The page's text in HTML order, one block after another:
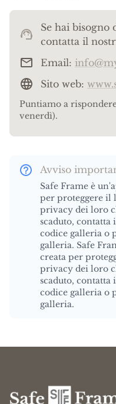
Se hai bisogno
contatta il
Email:
Sito web:
Puntiamo a
venerdì).
Avviso
Safe Frame è
per proteggere il
privacy dei loro
scaduto,
codice galleria o
galleria. Safe
creata per
privacy dei loro
scaduto,
codice galleria o
galleria.